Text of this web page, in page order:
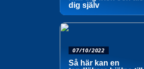
dig själv
07/10/2022
Så här kan en